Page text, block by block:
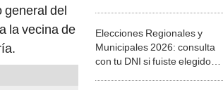
general del
la vecina de
Elecciones Regionales y
Municipales 2026: consulta
con tu DNI si fuiste elegido